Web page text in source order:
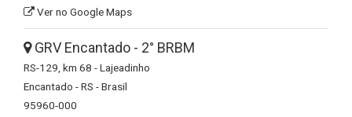
Ver no Google Maps
GRV Encantado - 2° BRBM
RS-129, km 68 - Lajeadinho
Encantado - RS - Brasil
95960-000